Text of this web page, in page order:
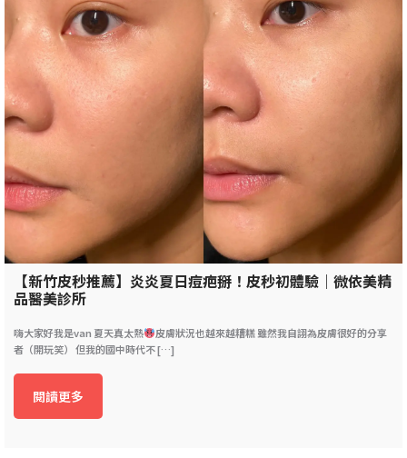
【新竹皮秒推薦】炎炎夏日痘疤掰！皮秒初體驗｜微依美精
品醫美診所
嗨大家好我是van 夏天真太熱
皮膚狀況也越來越糟糕 雖然我自詡為皮膚很好的分享
者（開玩笑） 但我的國中時代不 […]
閱讀更多